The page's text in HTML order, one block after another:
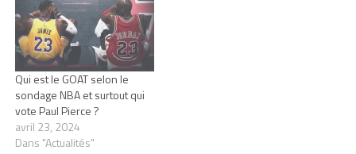
Qui est le GOAT selon le
sondage NBA et surtout qui
vote Paul Pierce ?
avril 23, 2024
Dans "Actualités"